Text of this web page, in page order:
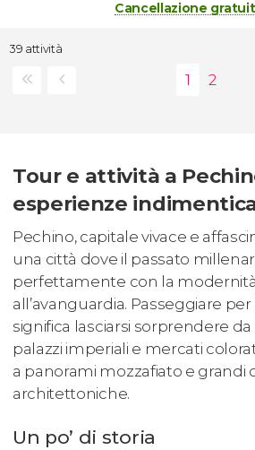
Cancellazione
39 attività
Tour e attività a
esperienze
Pechino, capitale vivace e
una città dove il passato
perfettamente con la
all’avanguardia. Passeggiare
significa lasciarsi sorprendere
palazzi imperiali e mercati
a panorami mozzafiato e grandi
architettoniche.
Un po’ di storia